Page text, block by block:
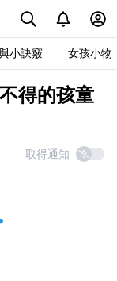
小訣竅 女孩小物
得的孩童
取得通知